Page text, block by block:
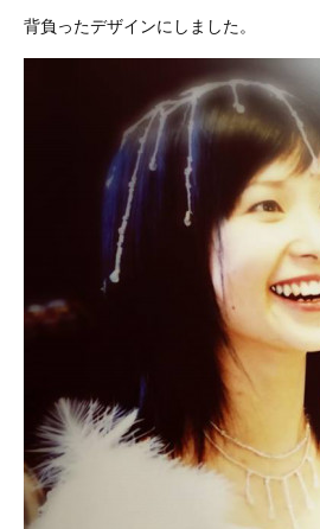
背負ったデザインにしました。